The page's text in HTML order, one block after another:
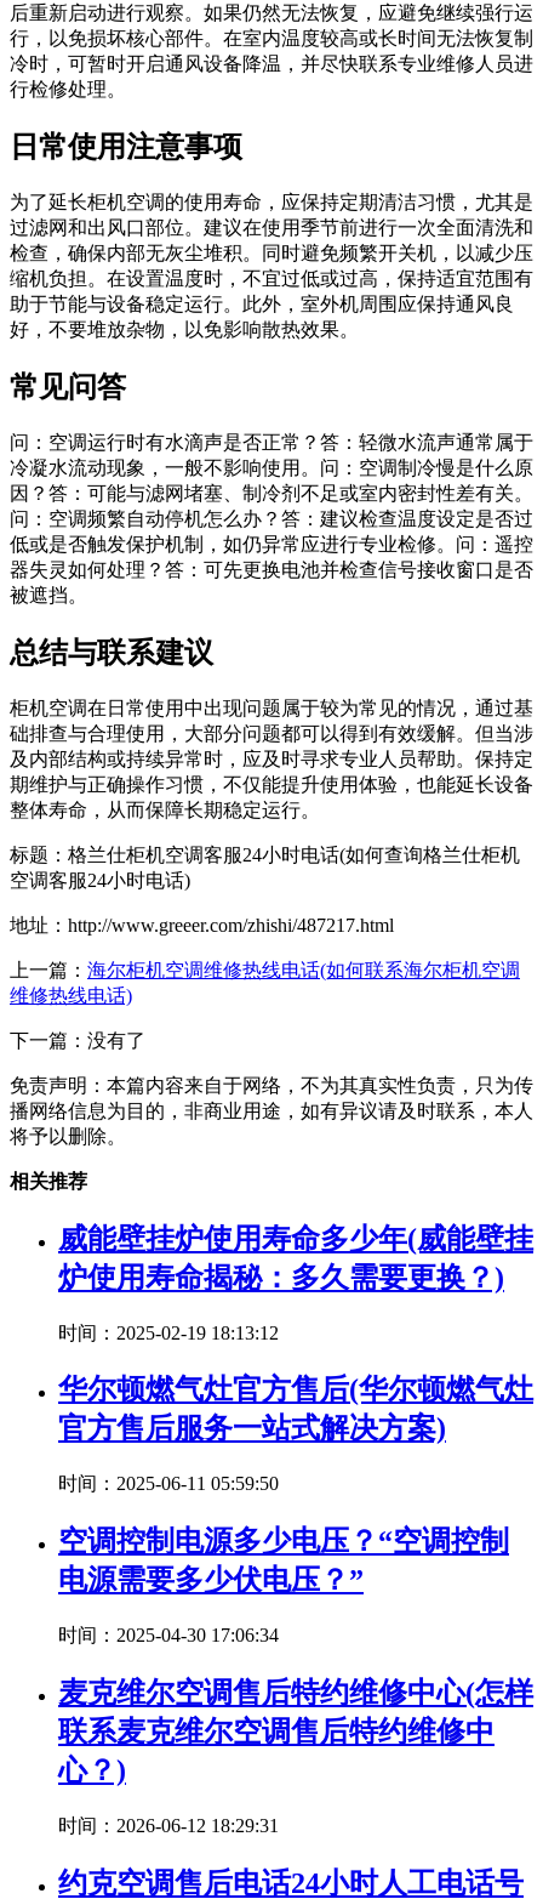
后重新启动进行观察。如果仍然无法恢复，应避免继续强行运
行，以免损坏核心部件。在室内温度较高或长时间无法恢复制
冷时，可暂时开启通风设备降温，并尽快联系专业维修人员进
行检修处理。
日常使用注意事项
为了延长柜机空调的使用寿命，应保持定期清洁习惯，尤其是
过滤网和出风口部位。建议在使用季节前进行一次全面清洗和
检查，确保内部无灰尘堆积。同时避免频繁开关机，以减少压
缩机负担。在设置温度时，不宜过低或过高，保持适宜范围有
助于节能与设备稳定运行。此外，室外机周围应保持通风良
好，不要堆放杂物，以免影响散热效果。
常见问答
问：空调运行时有水滴声是否正常？答：轻微水流声通常属于
冷凝水流动现象，一般不影响使用。问：空调制冷慢是什么原
因？答：可能与滤网堵塞、制冷剂不足或室内密封性差有关。
问：空调频繁自动停机怎么办？答：建议检查温度设定是否过
低或是否触发保护机制，如仍异常应进行专业检修。问：遥控
器失灵如何处理？答：可先更换电池并检查信号接收窗口是否
被遮挡。
总结与联系建议
柜机空调在日常使用中出现问题属于较为常见的情况，通过基
础排查与合理使用，大部分问题都可以得到有效缓解。但当涉
及内部结构或持续异常时，应及时寻求专业人员帮助。保持定
期维护与正确操作习惯，不仅能提升使用体验，也能延长设备
整体寿命，从而保障长期稳定运行。
标题：格兰仕柜机空调客服24小时电话(如何查询格兰仕柜机
空调客服24小时电话)
地址：http://www.greeer.com/zhishi/487217.html
上一篇： 海尔柜机空调维修热线电话(如何联系海尔柜机空调
维修热线电话)
下一篇：没有了
免责声明：本篇内容来自于网络，不为其真实性负责，只为传
播网络信息为目的，非商业用途，如有异议请及时联系，本人
将予以删除。
相关推荐
威能壁挂炉使用寿命多少年(威能壁挂
炉使用寿命揭秘：多久需要更换？)
时间：2025-02-19 18:13:12
华尔顿燃气灶官方售后(华尔顿燃气灶
官方售后服务一站式解决方案)
时间：2025-06-11 05:59:50
空调控制电源多少电压？“空调控制
电源需要多少伏电压？”
时间：2025-04-30 17:06:34
麦克维尔空调售后特约维修中心(怎样
联系麦克维尔空调售后特约维修中
心？)
时间：2026-06-12 18:29:31
约克空调售后电话24小时人工电话号